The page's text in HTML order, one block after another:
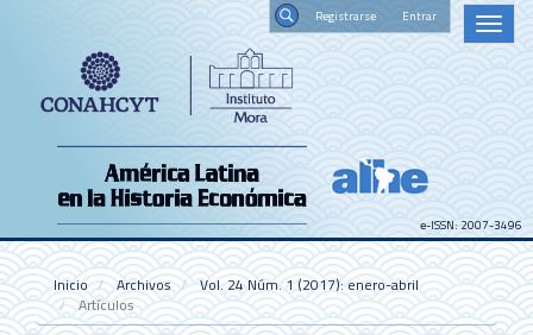
Contenido
principal
Barra
Toggle
e-ISSN: 2007-3496
Inicio Archivos Vol. 24 Núm. 1 (2017): enero-abril
Artículos